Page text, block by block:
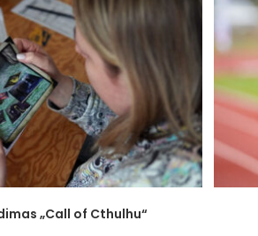
„Call of Cthulhu“